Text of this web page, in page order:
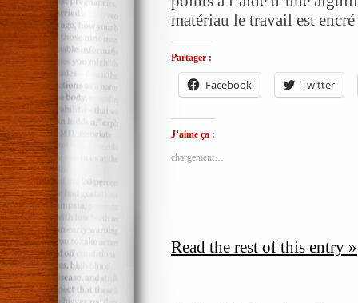
matériau le travail est
Partager :
Facebook Twitter
J’aime ça :
chargement…
Read the rest of this entry »